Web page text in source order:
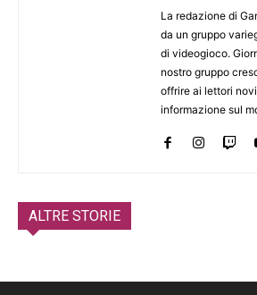
La redazione di
da un gruppo
di videogioco.
nostro gruppo
offrire ai lettori
informazione sul
ALTRE STORIE